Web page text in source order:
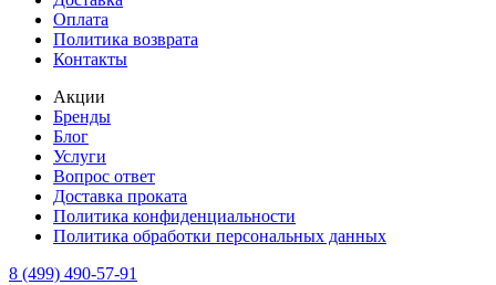
Оплата
Политика возврата
Контакты
Акции
Бренды
Блог
Услуги
Вопрос ответ
Доставка проката
Политика конфиденциальности
Политика обработки персональных данных
8 (499) 490-57-91